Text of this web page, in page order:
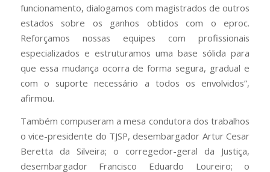
funcionamento, dialogamos com magistrados de outros
estados sobre os ganhos obtidos com o eproc.
Reforçamos nossas equipes com profissionais
especializados e estruturamos uma base sólida para
que essa mudança ocorra de forma segura, gradual e
com o suporte necessário a todos os envolvidos”,
afirmou.
Também compuseram a mesa condutora dos trabalhos
o vice-presidente do TJSP, desembargador Artur Cesar
Beretta da Silveira; o corregedor-geral da Justiça,
desembargador Francisco Eduardo Loureiro; o